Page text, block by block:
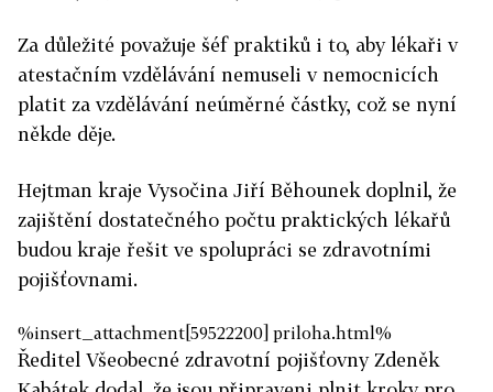
Za důležité považuje šéf praktiků i to, aby lékaři v
atestačním vzdělávání nemuseli v nemocnicích
platit za vzdělávání neúměrné částky, což se nyní
někde děje.
Hejtman kraje Vysočina Jiří Běhounek doplnil, že
zajištění dostatečného počtu praktických lékařů
budou kraje řešit ve spolupráci se zdravotními
pojišťovnami.
%insert_attachment[59522200] priloha.html%
Ředitel Všeobecné zdravotní pojišťovny Zdeněk